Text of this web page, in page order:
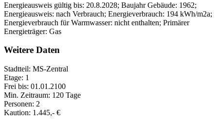
Energieausweis gültig bis: 20.8.2028; Baujahr Gebäude: 1962;
Energieausweis: nach Verbrauch; Energieverbrauch: 194 kWh/m2a;
Energieverbrauch für Warmwasser: nicht enthalten; Primärer
Energieträger: Gas
Weitere Daten
Stadtteil: MS-Zentral
Etage: 1
Frei bis: 01.01.2100
Min. Zeitraum: 120 Tage
Personen: 2
Kaution: 1.445,- €